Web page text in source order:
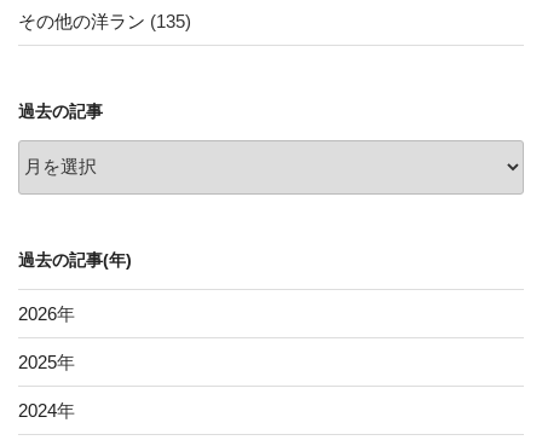
その他の洋ラン (135)
過去の記事
去
事
過去の記事(年)
2026年
2025年
2024年